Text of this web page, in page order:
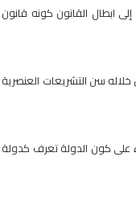
إلى ابطال القانون كونه قانون
سن التشريعات العنصرية
على كون الدولة تعرف كدولة